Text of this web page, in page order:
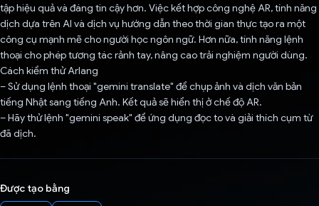
tập hiệu quả và đáng tin cậy hơn. Việc kết hợp công nghệ AR, tính năng
dịch dựa trên AI và dịch vụ hướng dẫn theo thời gian thực tạo ra một
công cụ mạnh mẽ cho người học ngôn ngữ. Hơn nữa, tính năng lệnh
thoại cho phép tương tác rảnh tay, nâng cao trải nghiệm người dùng.
Cách kiểm thử Arlang
– Sử dụng lệnh thoại "gemini translate" để chụp ảnh và dịch văn bản
tiếng Nhật sang tiếng Anh. Kết quả sẽ hiển thị ở chế độ AR.
– Hãy thử lệnh "gemini speak" để ứng dụng đọc to và giải thích cụm từ
đã dịch.
Được tạo bằng